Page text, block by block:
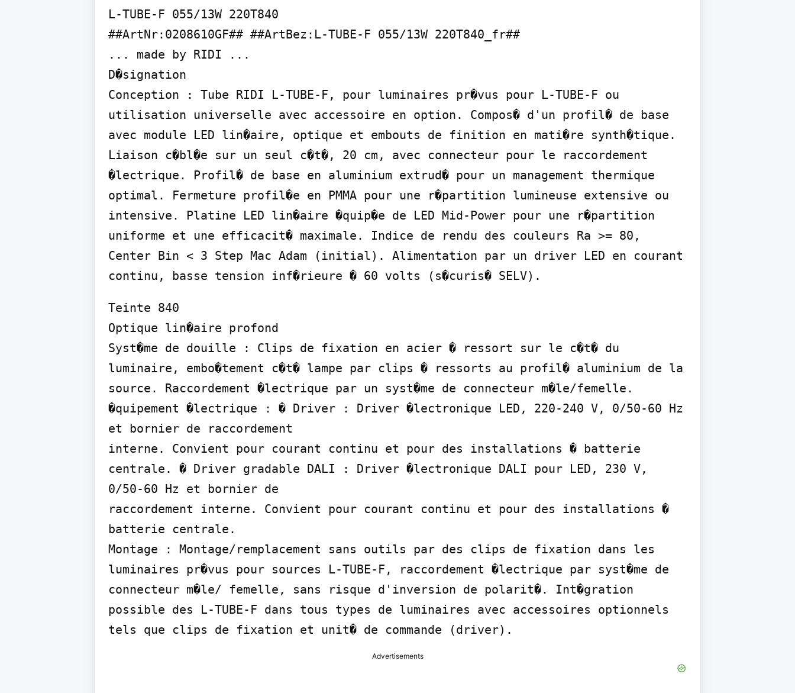
L-TUBE-F 055/13W 220T840
##ArtNr:0208610GF## ##ArtBez:L-TUBE-F 055/13W 220T840_fr##
... made by RIDI ...
D�signation
Conception : Tube RIDI L-TUBE-F, pour luminaires pr�vus pour L-TUBE-F ou
utilisation universelle avec accessoire en option. Compos� d'un profil� de base
avec module LED lin�aire, optique et embouts de finition en mati�re synth�tique.
Liaison c�bl�e sur un seul c�t�, 20 cm, avec connecteur pour le raccordement
�lectrique. Profil� de base en aluminium extrud� pour un management thermique
optimal. Fermeture profil�e en PMMA pour une r�partition lumineuse extensive ou
intensive. Platine LED lin�aire �quip�e de LED Mid-Power pour une r�partition
uniforme et une efficacit� maximale. Indice de rendu des couleurs Ra >= 80,
Center Bin < 3 Step Mac Adam (initial). Alimentation par un driver LED en courant
continu, basse tension inf�rieure � 60 volts (s�curis� SELV).
Teinte 840
Optique lin�aire profond
Syst�me de douille : Clips de fixation en acier � ressort sur le c�t� du
luminaire, embo�tement c�t� lampe par clips � ressorts au profil� aluminium de la
source. Raccordement �lectrique par un syst�me de connecteur m�le/femelle.
�quipement �lectrique : � Driver : Driver �lectronique LED, 220-240 V, 0/50-60 Hz
et bornier de raccordement
interne. Convient pour courant continu et pour des installations � batterie
centrale. � Driver gradable DALI : Driver �lectronique DALI pour LED, 230 V,
0/50-60 Hz et bornier de
raccordement interne. Convient pour courant continu et pour des installations �
batterie centrale.
Montage : Montage/remplacement sans outils par des clips de fixation dans les
luminaires pr�vus pour sources L-TUBE-F, raccordement �lectrique par syst�me de
connecteur m�le/ femelle, sans risque d'inversion de polarit�. Int�gration
possible des L-TUBE-F dans tous types de luminaires avec accessoires optionnels
tels que clips de fixation et unit� de commande (driver).
Advertisements